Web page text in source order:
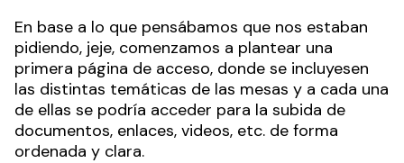
En base a lo que pensábamos que nos estaban
pidiendo, jeje, comenzamos a plantear una
primera página de acceso, donde se incluyesen
las distintas temáticas de las mesas y a cada una
de ellas se podría acceder para la subida de
documentos, enlaces, videos, etc. de forma
ordenada y clara.